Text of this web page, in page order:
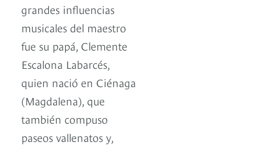
grandes influencias
musicales del maestro
fue su papá, Clemente
Escalona Labarcés,
quien nació en Ciénaga
(Magdalena), que
también compuso
paseos vallenatos y,